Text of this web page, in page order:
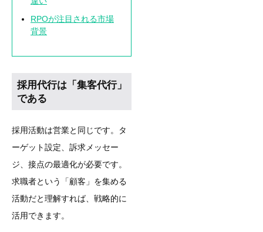
RPOが注目される市場
背景
採用代行は「集客代行」
である
採用活動は営業と同じです。タ
ーゲット設定、訴求メッセー
ジ、接点の最適化が必要です。
求職者という「顧客」を集める
活動だと理解すれば、戦略的に
活用できます。